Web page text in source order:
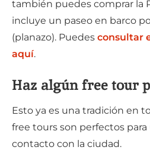
también puedes comprar la
incluye un paseo en barco
(planazo). Puedes consultar
aquí.
Haz algún free tour
Esto ya es una tradición en
free tours son perfectos
contacto con la ciudad.